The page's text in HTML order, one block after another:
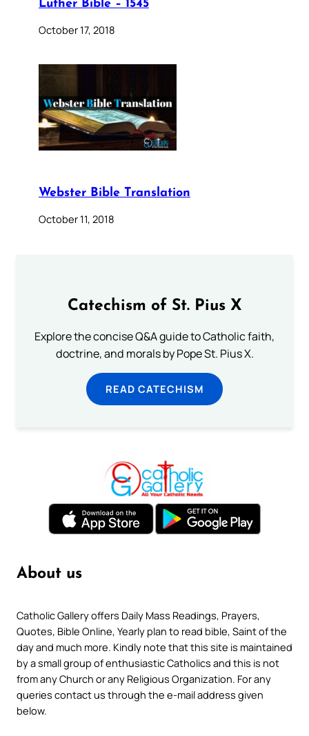
Luther Bible – 1545
October 17, 2018
Webster Bible Translation
October 11, 2018
Catechism of St. Pius X
Explore the concise Q&A guide to Catholic faith,
doctrine, and morals by Pope St. Pius X.
READ CATECHISM
About us
Catholic Gallery offers Daily Mass Readings, Prayers,
Quotes, Bible Online, Yearly plan to read bible, Saint of the
day and much more. Kindly note that this site is maintained
by a small group of enthusiastic Catholics and this is not
from any Church or any Religious Organization. For any
queries contact us through the e-mail address given
below.